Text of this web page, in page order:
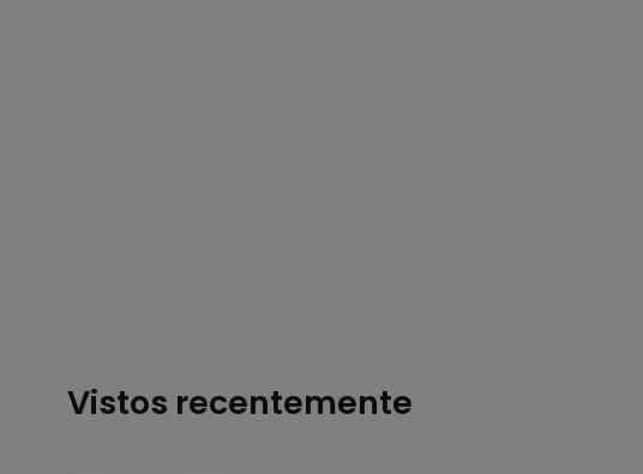
Vistos recentemente